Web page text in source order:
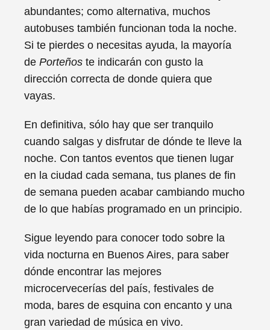
abundantes; como alternativa, muchos
autobuses también funcionan toda la noche.
Si te pierdes o necesitas ayuda, la mayoría
de Porteños te indicarán con gusto la
dirección correcta de donde quiera que
vayas.
En definitiva, sólo hay que ser tranquilo
cuando salgas y disfrutar de dónde te lleve la
noche. Con tantos eventos que tienen lugar
en la ciudad cada semana, tus planes de fin
de semana pueden acabar cambiando mucho
de lo que habías programado en un principio.
Sigue leyendo para conocer todo sobre la
vida nocturna en Buenos Aires, para saber
dónde encontrar las mejores
microcervecerías del país, festivales de
moda, bares de esquina con encanto y una
gran variedad de música en vivo.